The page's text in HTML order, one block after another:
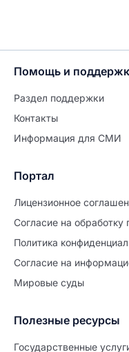
Помощь и
Раздел поддержки
Контакты
Информация для СМИ
Портал
Лицензионное
Согласие на
Политиĸа
Согласие на
Мировые суды
Полезные ресурсы
Государственные